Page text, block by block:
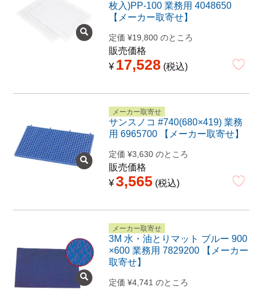
枚入)PP-100 業務用 4048650
【メーカー取寄せ】
定価 ¥19,800 のところ
販売価格
¥ 17,528 税込
メーカー取寄せ
サンスノコ #740(680×419) 業務
用 6965700 【メーカー取寄せ】
定価 ¥3,630 のところ
販売価格
¥3,565 税込
メーカー取寄せ
3M 水・油とりマット ブルー 900
×600 業務用 7829200 【メーカー
取寄せ】
定価 ¥4,741 のところ